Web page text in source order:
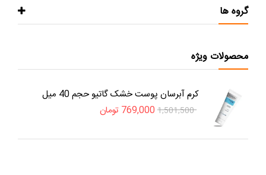
گروه ها
محصولات ویژه
کرم آبرسان پوست خشک گاتیو حجم 40 میل
1,501,500
769,000 تومان